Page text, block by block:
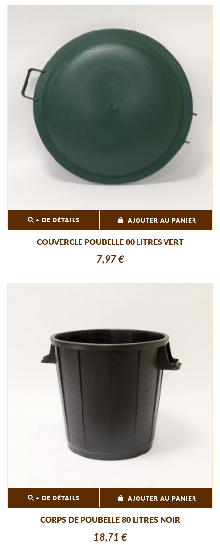
+ DE DÉTAILS AJOUTER AU PANIER
COUVERCLE POUBELLE 80 LITRES VERT
7,97 €
+ DE DÉTAILS AJOUTER AU PANIER
CORPS DE POUBELLE 80 LITRES NOIR
18,71 €